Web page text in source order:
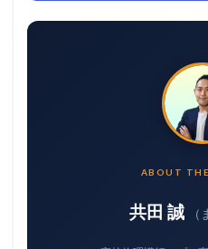
ABOUT
共田 誠